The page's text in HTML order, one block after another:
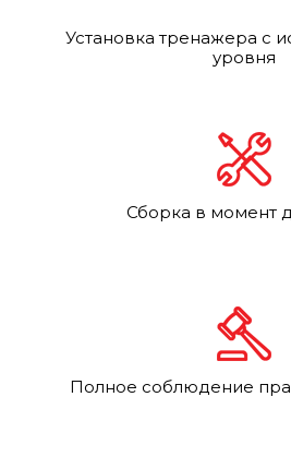
Установка тренажера с
уровня
Сборка в момент
Полное соблюдение